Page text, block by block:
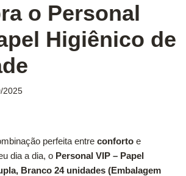
o Personal
Higiênico de
2025
perfeita entre conforto e
dia a dia, o Personal VIP – Papel
Branco 24 unidades (Embalagem